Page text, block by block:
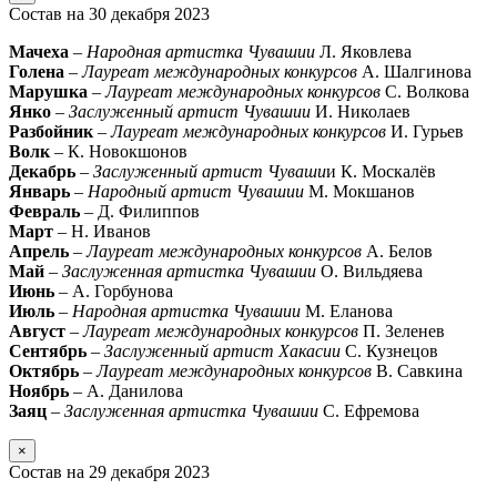
Состав на 30 декабря 2023
Мачеха – Народная артистка Чувашии Л. Яковлева
Голена –Лауреат международных конкурсов А. Шалгинова
Марушка –Лауреат международных конкурсов С. Волкова
Янко – Заслуженный артист Чувашии И. Николаев
Разбойник–Лауреат международных конкурсов И. Гурьев
Волк– К. Новокшонов
Декабрь – Заслуженный артист Чувашии К. Москалёв
Январь – Народный артист Чувашии М. Мокшанов
Февраль – Д. Филиппов
Март – Н. Иванов
Апрель –Лауреат международных конкурсов А. Белов
Май – Заслуженная артистка Чувашии О. Вильдяева
Июнь – А. Горбунова
Июль – Народная артистка Чувашии М. Еланова
Август –Лауреат международных конкурсов П. Зеленев
Сентябрь – Заслуженный артист Хакасии С. Кузнецов
Октябрь –Лауреат международных конкурсов В. Савкина
Ноябрь – А. Данилова
Заяц – Заслуженная артистка Чувашии С. Ефремова
×
Состав на 29 декабря 2023